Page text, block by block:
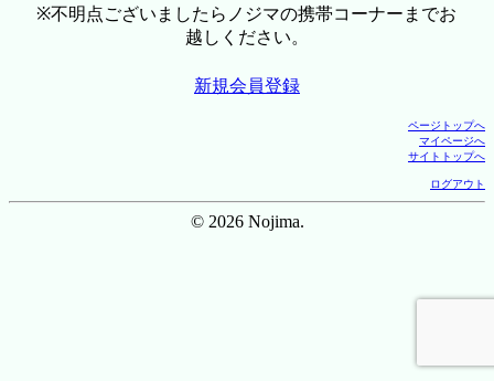
※不明点ございましたらノジマの携帯コーナーまでお
越しください。
新規会員登録
ページトップへ
マイページへ
サイトトップへ
ログアウト
© 2026 Nojima.